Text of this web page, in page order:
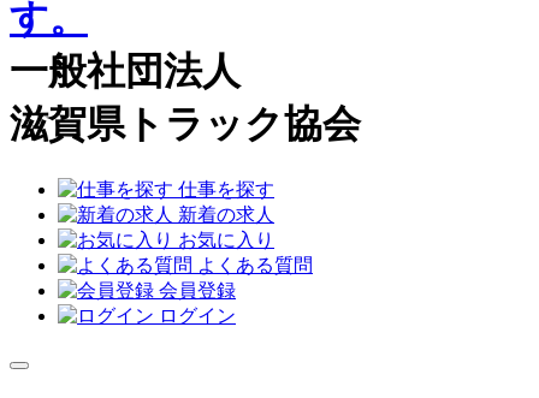
一般社団法人
滋賀県トラック協会
仕事を探す
新着の求人
お気に入り
よくある質問
会員登録
ログイン